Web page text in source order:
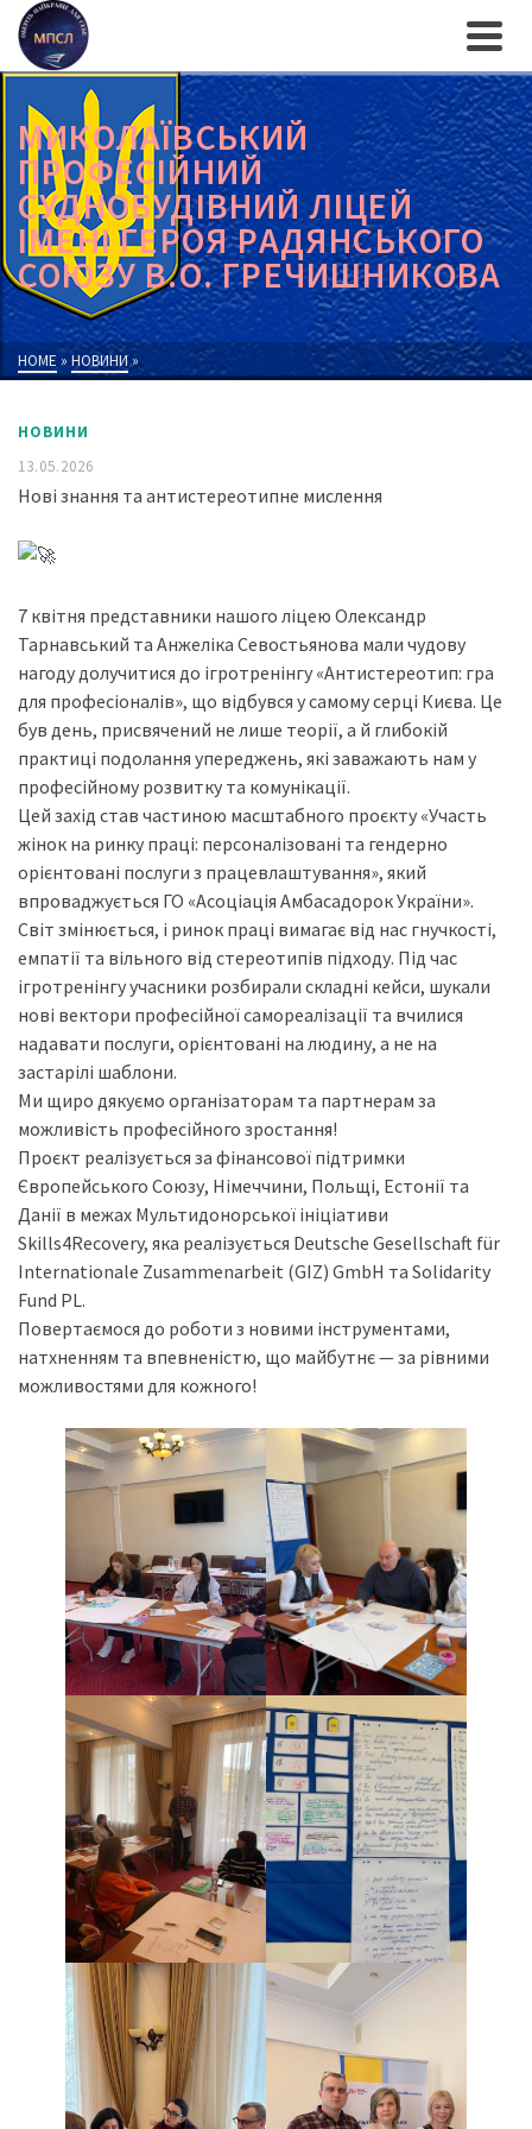
МИКОЛАЇВСЬКИЙ
ПРОФЕСІЙНИЙ
СУДНОБУДІВНИЙ ЛІЦЕЙ
ІМЕНІ ГЕРОЯ РАДЯНСЬКОГО
СОЮЗУ В.О. ГРЕЧИШНИКОВА
HOME » НОВИНИ»
НОВИНИ
13.05.2026
Нові знання та антистереотипне мислення
7 квітня представники нашого ліцею Олександр
Тарнавський та Анжеліка Севостьянова мали чудову
нагоду долучитися до ігротренінгу «Антистереотип: гра
для професіоналів», що відбувся у самому серці Києва. Це
був день, присвячений не лише теорії, а й глибокій
практиці подолання упереджень, які заважають нам у
професійному розвитку та комунікації.
Цей захід став частиною масштабного проєкту «Участь
жінок на ринку праці: персоналізовані та гендерно
орієнтовані послуги з працевлаштування», який
впроваджується ГО «Асоціація Амбасадорок України».
Світ змінюється, і ринок праці вимагає від нас гнучкості,
емпатії та вільного від стереотипів підходу. Під час
ігротренінгу учасники розбирали складні кейси, шукали
нові вектори професійної самореалізації та вчилися
надавати послуги, орієнтовані на людину, а не на
застарілі шаблони.
Ми щиро дякуємо організаторам та партнерам за
можливість професійного зростання!
Проєкт реалізується за фінансової підтримки
Європейського Союзу, Німеччини, Польщі, Естонії та
Данії в межах Мультидонорської ініціативи
Skills4Recovery, яка реалізується Deutsche Gesellschaft für
Internationale Zusammenarbeit (GIZ) GmbH та Solidarity
Fund PL.
Повертаємося до роботи з новими інструментами,
натхненням та впевненістю, що майбутнє — за рівними
можливостями для кожного!